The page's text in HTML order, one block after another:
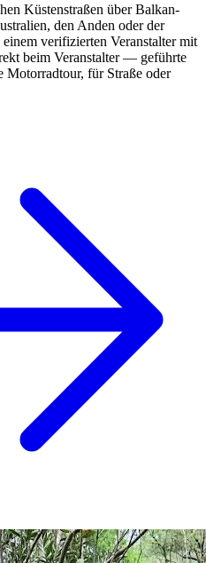
Küstenstraßen über Balkan-
den Anden oder der
verifizierten Veranstalter mit
beim Veranstalter — geführte
Motorradtour, für Straße oder